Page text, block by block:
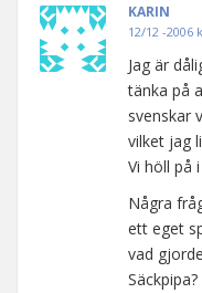
KARIN
12/12 -2006
Jag är
tänka på
svenskar
vilket jag
Vi höll på
Några
ett eget
vad
Säckpipa?